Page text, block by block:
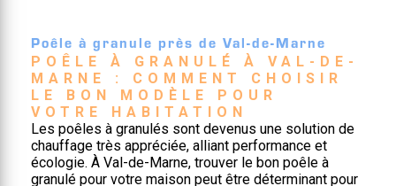
Poêle à granule près de Val-de-Marne
POÊLE À GRANULÉ À VAL-DE-
MARNE : COMMENT CHOISIR
LE BON MODÈLE POUR
VOTRE HABITATION
Les poêles à granulés sont devenus une solution de
chauffage très appréciée, alliant performance et
écologie. À Val-de-Marne, trouver le bon poêle à
granulé pour votre maison peut être déterminant pour